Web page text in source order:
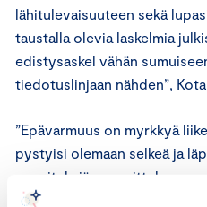
lähitulevaisuuteen sekä
taustalla olevia laskelmia
edistysaskel vähän
tiedotuslinjaan nähden”,
”Epävarmuus on myrkkyä
pystyisi olemaan selkeä ja
se yrityksiä
Kotamäki sanoo.